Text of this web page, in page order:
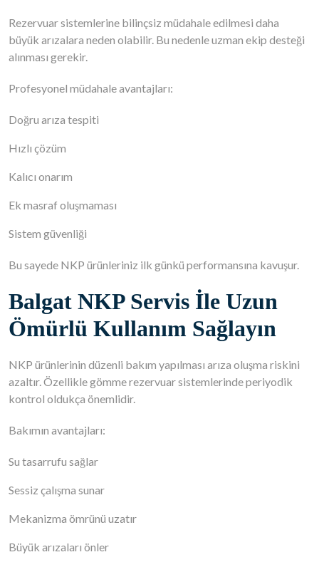
Rezervuar sistemlerine bilinçsiz müdahale edilmesi daha
büyük arızalara neden olabilir. Bu nedenle uzman ekip desteği
alınması gerekir.
Profesyonel müdahale avantajları:
Doğru arıza tespiti
Hızlı çözüm
Kalıcı onarım
Ek masraf oluşmaması
Sistem güvenliği
Bu sayede NKP ürünleriniz ilk günkü performansına kavuşur.
Balgat NKP Servis İle Uzun
Ömürlü Kullanım Sağlayın
NKP ürünlerinin düzenli bakım yapılması arıza oluşma riskini
azaltır. Özellikle gömme rezervuar sistemlerinde periyodik
kontrol oldukça önemlidir.
Bakımın avantajları:
Su tasarrufu sağlar
Sessiz çalışma sunar
Mekanizma ömrünü uzatır
Büyük arızaları önler